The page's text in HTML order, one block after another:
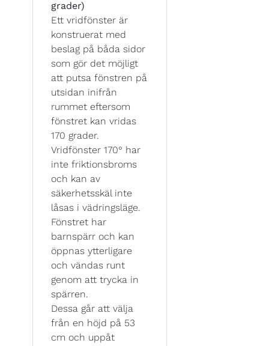
grader)
Ett vridfönster är
konstruerat med
beslag på båda sidor
som gör det möjligt
att putsa fönstren på
utsidan inifrån
rummet eftersom
fönstret kan vridas
170 grader.
Vridfönster 170° har
inte friktionsbroms
och kan av
säkerhetsskäl inte
låsas i vädringsläge.
Fönstret har
barnspärr och kan
öppnas ytterligare
och vändas runt
genom att trycka in
spärren.
Dessa går att välja
från en höjd på 53
cm och uppåt